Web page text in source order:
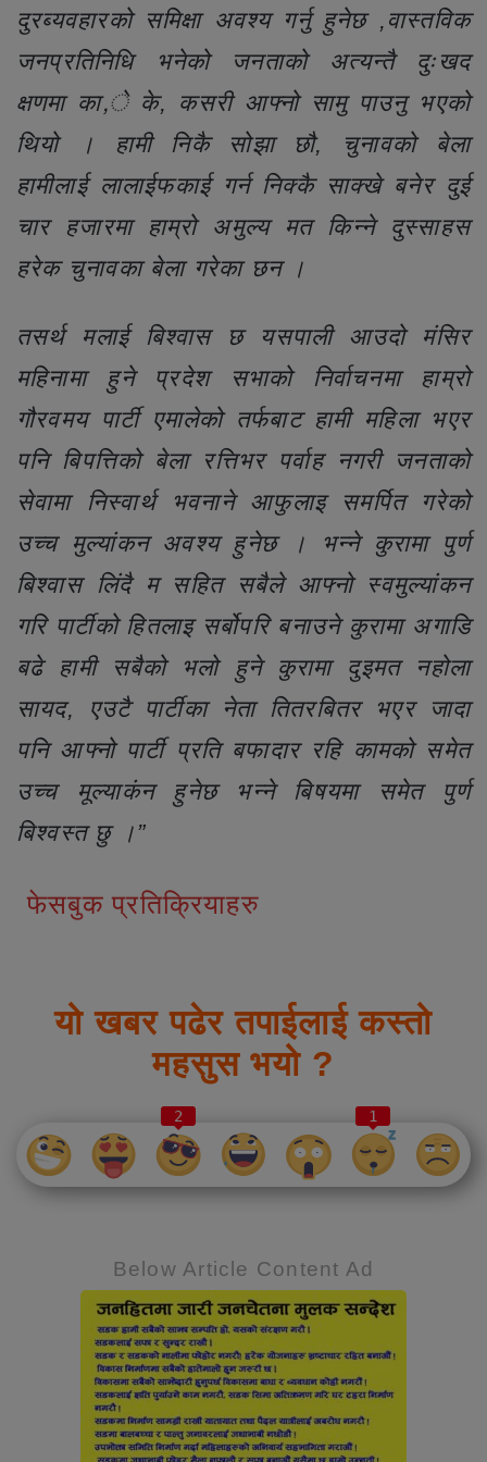
दुरब्यवहारको समिक्षा अवश्य गर्नु हुनेछ ,वास्तविक
जनप्रतिनिधि भनेको जनताको अत्यन्तै दुःखद
क्षणमा का,े के, कसरी आफ्नो सामु पाउनु भएको
थियो । हामी निकै सोझा छौ, चुनावको बेला
हामीलाई लालाईफकाई गर्न निक्कै साक्खे बनेर दुई
चार हजारमा हाम्रो अमुल्य मत किन्ने दुस्साहस
हरेक चुनावका बेला गरेका छन ।
तसर्थ मलाई बिश्वास छ यसपाली आउदो मंसिर
महिनामा हुने प्रदेश सभाको निर्वाचनमा हाम्रो
गौरवमय पार्टी एमालेको तर्फबाट हामी महिला भएर
पनि बिपत्तिको बेला रत्तिभर पर्वाह नगरी जनताको
सेवामा निस्वार्थ भवनाने आफुलाइ समर्पित गरेको
उच्च मुल्यांकन अवश्य हुनेछ । भन्ने कुरामा पुर्ण
बिश्वास लिंदै म सहित सबैले आफ्नो स्वमुल्यांकन
गरि पार्टीको हितलाइ सर्बोपरि बनाउने कुरामा अगाडि
बढे हामी सबैको भलो हुने कुरामा दुइमत नहोला
सायद, एउटै पार्टीका नेता तितरबितर भएर जादा
पनि आफ्नो पार्टी प्रति बफादार रहि कामको समेत
उच्च मूल्याकंन हुनेछ भन्ने बिषयमा समेत पुर्ण
बिश्वस्त छु ।”
फेसबुक प्रतिक्रियाहरु
यो खबर पढेर तपाईलाई कस्तो
महसुस भयो ?
2 1
Below Article Content Ad